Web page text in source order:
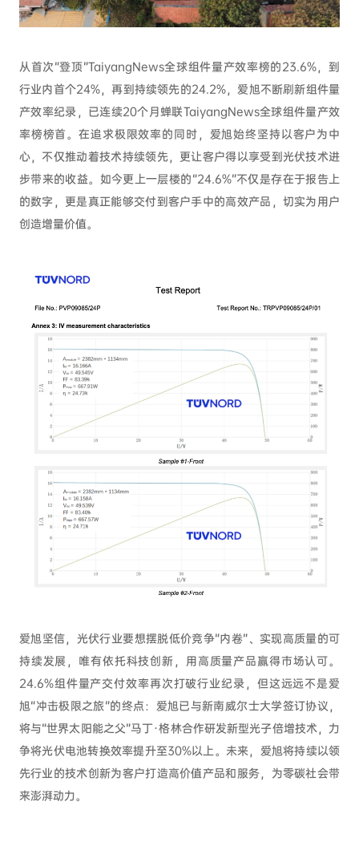
从首次“登顶”TaiyangNews全球组件量产效率榜的23.6%，到
行业内首个24%，再到持续领先的24.2%，爱旭不断刷新组件量
产效率纪录，已连续20个月蝉联TaiyangNews全球组件量产效
率榜榜首。在追求极限效率的同时，爱旭始终坚持以客户为中
心，不仅推动着技术持续领先，更让客户得以享受到光伏技术进
步带来的收益。如今更上一层楼的“24.6%”不仅是存在于报告上
的数字，更是真正能够交付到客户手中的高效产品，切实为用户
创造增量价值。
爱旭坚信，光伏行业要想摆脱低价竞争“内卷”、实现高质量的可
持续发展，唯有依托科技创新，用高质量产品赢得市场认可。
24.6%组件量产交付效率再次打破行业纪录，但这远远不是爱
旭“冲击极限之旅”的终点：爱旭已与新南威尔士大学签订协议，
将与“世界太阳能之父”马丁·格林合作研发新型光子倍增技术，力
争将光伏电池转换效率提升至30%以上。未来，爱旭将持续以领
先行业的技术创新为客户打造高价值产品和服务，为零碳社会带
来澎湃动力。